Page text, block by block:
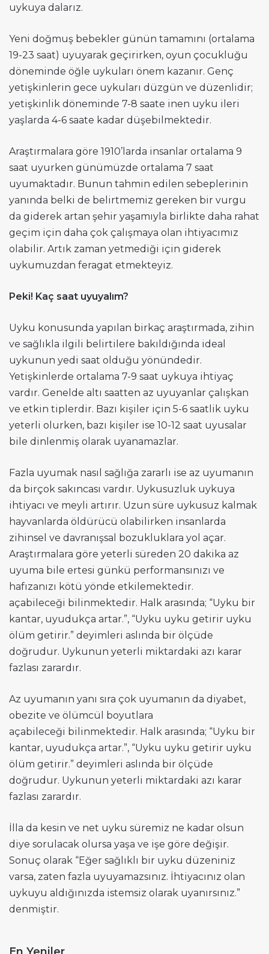
uykuya dalarız.
Yeni doğmuş bebekler günün tamamını (ortalama
19-23 saat) uyuyarak geçirirken, oyun çocukluğu
döneminde öğle uykuları önem kazanır. Genç
yetişkinlerin gece uykuları düzgün ve düzenlidir;
yetişkinlik döneminde 7-8 saate inen uyku ileri
yaşlarda 4-6 saate kadar düşebilmektedir.
Araştırmalara göre 1910’larda insanlar ortalama 9
saat uyurken günümüzde ortalama 7 saat
uyumaktadır. Bunun tahmin edilen sebeplerinin
yanında belki de belirtmemiz gereken bir vurgu
da giderek artan şehir yaşamıyla birlikte daha rahat
geçim için daha çok çalışmaya olan ihtiyacımız
olabilir. Artık zaman yetmediği için giderek
uykumuzdan feragat etmekteyiz.
Peki! Kaç saat uyuyalım?
Uyku konusunda yapılan birkaç araştırmada, zihin
ve sağlıkla ilgili belirtilere bakıldığında ideal
uykunun yedi saat olduğu yönündedir.
Yetişkinlerde ortalama 7-9 saat uykuya ihtiyaç
vardır. Genelde altı saatten az uyuyanlar çalışkan
ve etkin tiplerdir. Bazı kişiler için 5-6 saatlik uyku
yeterli olurken, bazı kişiler ise 10-12 saat uyusalar
bile dinlenmiş olarak uyanamazlar.
Fazla uyumak nasıl sağlığa zararlı ise az uyumanın
da birçok sakıncası vardır. Uykusuzluk uykuya
ihtiyacı ve meyli artırır. Uzun süre uykusuz kalmak
hayvanlarda öldürücü olabilirken insanlarda
zihinsel ve davranışsal bozukluklara yol açar.
Araştırmalara göre yeterli süreden 20 dakika az
uyuma bile ertesi günkü performansınızı ve
hafızanızı kötü yönde etkilemektedir.
açabileceği bilinmektedir. Halk arasında; “Uyku bir
kantar, uyudukça artar.”, “Uyku uyku getirir uyku
ölüm getirir.” deyimleri aslında bir ölçüde
doğrudur. Uykunun yeterli miktardaki azı karar
fazlası zarardır.
Az uyumanın yanı sıra çok uyumanın da diyabet,
obezite ve ölümcül boyutlara
açabileceği bilinmektedir. Halk arasında; “Uyku bir
kantar, uyudukça artar.”, “Uyku uyku getirir uyku
ölüm getirir.” deyimleri aslında bir ölçüde
doğrudur. Uykunun yeterli miktardaki azı karar
fazlası zarardır.
İlla da kesin ve net uyku süremiz ne kadar olsun
diye sorulacak olursa yaşa ve işe göre değişir.
Sonuç olarak “Eğer sağlıklı bir uyku düzeniniz
varsa, zaten fazla uyuyamazsınız. İhtiyacınız olan
uykuyu aldığınızda istemsiz olarak uyanırsınız.”
denmiştir.